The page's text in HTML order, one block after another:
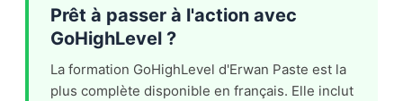
Prêt à passer à l'action avec
GoHighLevel ?
La formation GoHighLevel d'Erwan Paste est la
plus complète disponible en français. Elle inclut